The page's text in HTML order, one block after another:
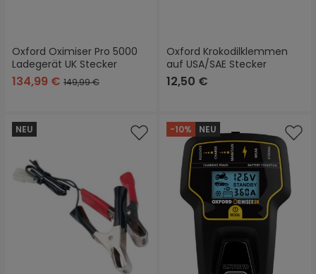
Oxford Oximiser Pro 5000
Ladegerät UK Stecker
134,99 € 149,99 €
Oxford Krokodilklemmen
auf USA/SAE Stecker
12,50 €
NEU -10% NEU